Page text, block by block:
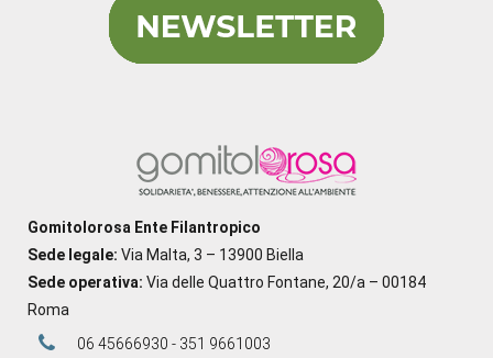
Gomitolorosa Ente Filantropico
Sede legale: Via Malta, 3 – 13900 Biella
Sede operativa: Via delle Quattro Fontane, 20/a – 00184
Roma
06 45666930 - 351 9661003